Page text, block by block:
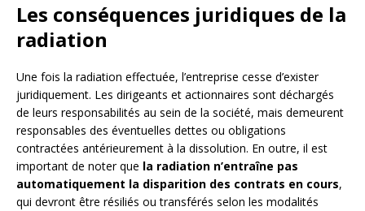
Les conséquences juridiques de la
radiation
Une fois la radiation effectuée, l’entreprise cesse d’exister
juridiquement. Les dirigeants et actionnaires sont déchargés
de leurs responsabilités au sein de la société, mais demeurent
responsables des éventuelles dettes ou obligations
contractées antérieurement à la dissolution. En outre, il est
important de noter que la radiation n’entraîne pas
automatiquement la disparition des contrats en cours,
qui devront être résiliés ou transférés selon les modalités